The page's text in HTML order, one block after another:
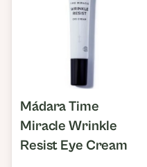
Mádara Time
Miracle Wrinkle
Resist Eye Cream